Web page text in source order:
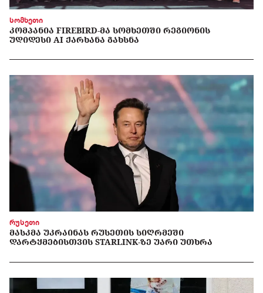
სომხეთი
ᲙᲝᲛᲞᲐᲜᲘᲐ FIREBIRD-ᲛᲐ ᲡᲝᲛᲮᲔᲗᲨᲘ ᲠᲔᲒᲘᲝᲜᲘᲡ
ᲣᲓᲘᲓᲔᲡᲘ AI ᲥᲐᲠᲮᲐᲜᲐ ᲒᲐᲮᲡᲜᲐ
რუსეთი
ᲛᲐᲡᲙᲛᲐ ᲣᲙᲠᲐᲘᲜᲐᲡ ᲠᲣᲡᲔᲗᲘᲡ ᲡᲘᲦᲠᲛᲔᲨᲘ
ᲓᲐᲠᲢᲧᲛᲔᲑᲘᲡᲗᲕᲘᲡ STARLINK-ᲖᲔ ᲣᲐᲠᲘ ᲣᲗᲮᲠᲐ